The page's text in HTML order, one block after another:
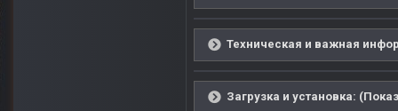
Техническая и важная
Загрузка и установка: